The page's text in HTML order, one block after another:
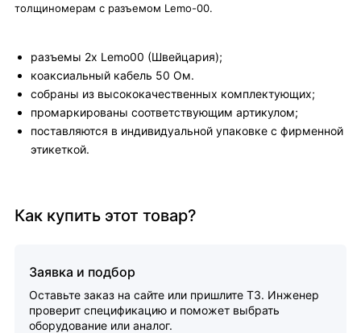
толщиномерам с разъемом Lemo-00.
разъемы 2х Lemo00 (Швейцария);
коаксиальный кабель 50 Ом.
собраны из высококачественных комплектующих;
промаркированы соответствующим артикулом;
поставляются в индивидуальной упаковке с фирменной
этикеткой.
Как купить этот товар?
Заявка и подбор
Оставьте заказ на сайте или пришлите ТЗ. Инженер
проверит спецификацию и поможет выбрать
оборудование или аналог.